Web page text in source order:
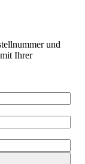
und
Ihrer